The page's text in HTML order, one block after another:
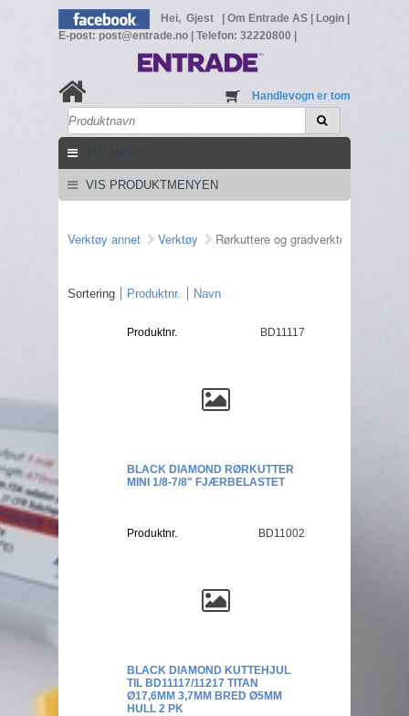
Hei, Gjest Om Entrade AS Login
E-post: post@entrade.no
Telefon: 32220800
Handlevogn er tom
VIS PRODUKTMENYEN
Verktøy annet Verktøy Rørkuttere og gradverktøy
Sortering Produktnr. Navn
Produktnr. BD11117
BLACK DIAMOND RØRKUTTER
MINI 1/8-7/8" FJÆRBELASTET
Produktnr. BD11002
BLACK DIAMOND KUTTEHJUL
TIL BD11117/11217 TITAN
Ø17,6MM 3,7MM BRED Ø5MM
HULL 2 PK